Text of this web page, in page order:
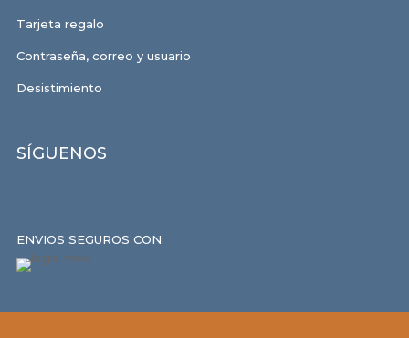
Tarjeta regalo
Contraseña, correo y usuario
Desistimiento
SÍGUENOS
ENVIOS SEGUROS CON: